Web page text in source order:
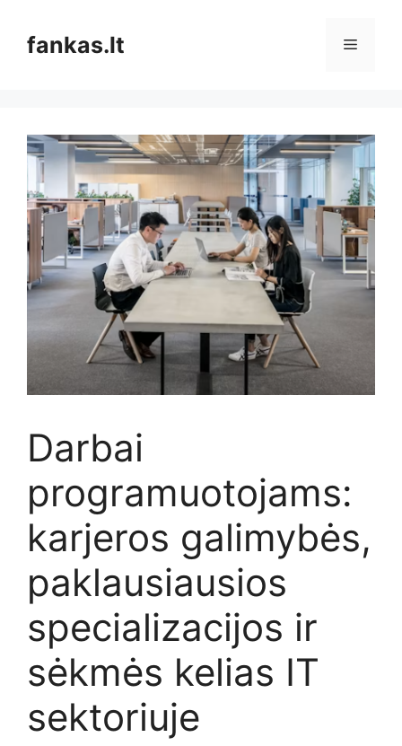
turiniofankas.lt Meniu
Darbai
programuotojams:
karjeros galimybės,
paklausiausios
specializacijos ir
sėkmės kelias IT
sektoriuje